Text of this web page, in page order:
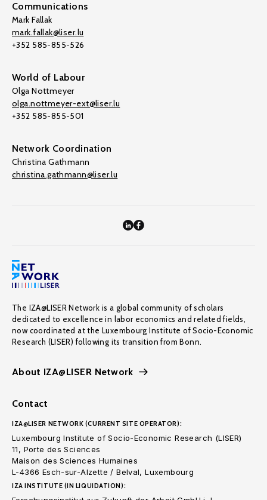
Communications
Mark Fallak
mark.fallak@liser.lu
+352 585-855-526
World of Labour
Olga Nottmeyer
olga.nottmeyer-ext@liser.lu
+352 585-855-501
Network Coordination
Christina Gathmann
christina.gathmann@liser.lu
The IZA@LISER Network is a global community of scholars
dedicated to excellence in labor economics and related fields,
now coordinated at the Luxembourg Institute of Socio-Economic
Research (LISER) following its transition from Bonn.
About IZA@LISER Network
Contact
IZA@LISER NETWORK (CURRENT SITE OPERATOR):
Luxembourg Institute of Socio-Economic Research (LISER)
11, Porte des Sciences
Maison des Sciences Humaines
L-4366 Esch-sur-Alzette / Belval, Luxembourg
IZA INSTITUTE (IN LIQUIDATION):